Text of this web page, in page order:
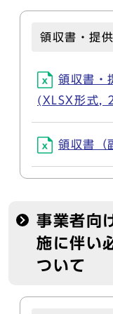
領収書・提
領収書・
(XLSX形式,
領収書
事業者向
施に伴い
ついて